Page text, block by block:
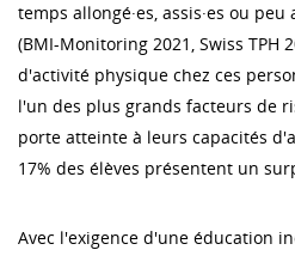
temps allongé·es, assis·es ou
(BMI-Monitoring 2021, Swiss TPH
d'activité physique chez ces
l'un des plus grands facteurs de
porte atteinte à leurs capacités
17% des élèves présentent un
Avec l'exigence d'une éducation